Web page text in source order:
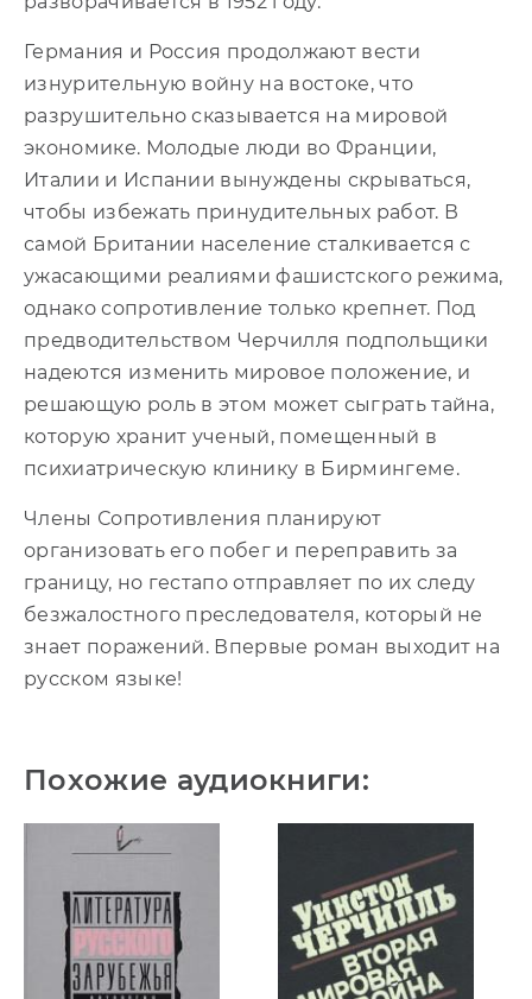
Германия и Россия продолжают вести
изнурительную войну на востоке, что
разрушительно сказывается на мировой
экономике. Молодые люди во Франции,
Италии и Испании вынуждены скрываться,
чтобы избежать принудительных работ. В
самой Британии население сталкивается с
ужасающими реалиями фашистского режима,
однако сопротивление только крепнет. Под
предводительством Черчилля подпольщики
надеются изменить мировое положение, и
решающую роль в этом может сыграть тайна,
которую хранит ученый, помещенный в
психиатрическую клинику в Бирмингеме.
Члены Сопротивления планируют
организовать его побег и переправить за
границу, но гестапо отправляет по их следу
безжалостного преследователя, который не
знает поражений. Впервые роман выходит на
русском языке!
Похожие аудиокниги: